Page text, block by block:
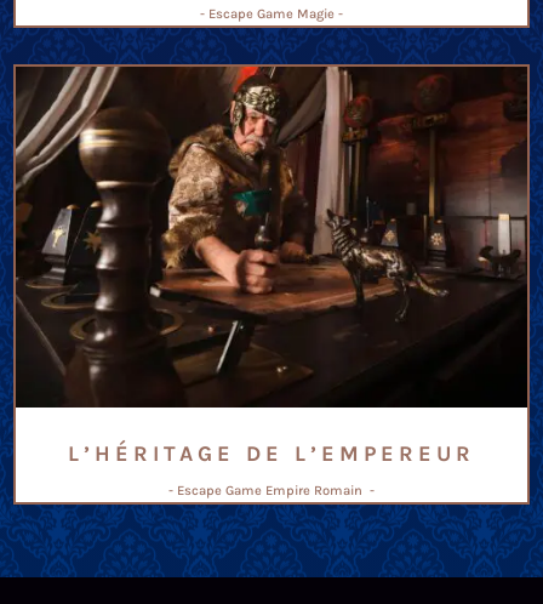
- Escape Game Magie -
L’HÉRITAGE DE L’EMPEREUR
- Escape Game Empire Romain -